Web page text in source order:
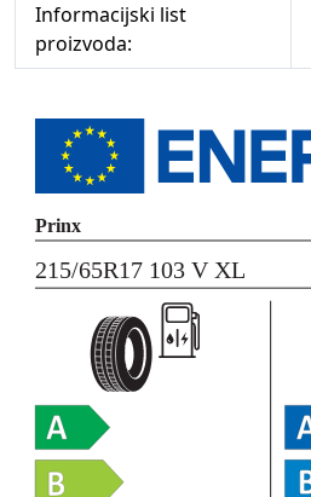
Informacijski list
proizvoda: